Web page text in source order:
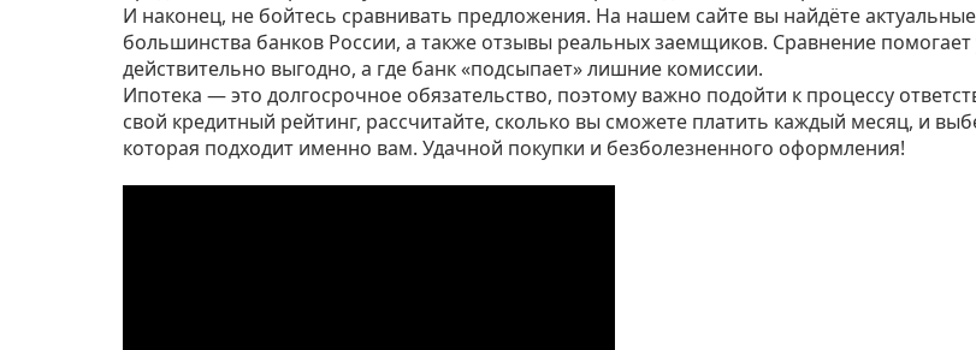
И наконец, не бойтесь сравнивать предложения. На нашем сайте вы найдёте
большинства банков России, а также отзывы реальных заемщиков. Сравнение помогает
действительно выгодно, а где банк «подсыпает» лишние комиссии.
Ипотека — это долгосрочное обязательство, поэтому важно подойти к процессу
свой кредитный рейтинг, рассчитайте, сколько вы сможете платить каждый месяц, и
которая подходит именно вам. Удачной покупки и безболезненного оформления!